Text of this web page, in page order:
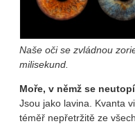
Naše oči se zvládnou
milisekund.
Moře, v němž se
Jsou jako lavina. Kvanta
téměř nepřetržitě ze